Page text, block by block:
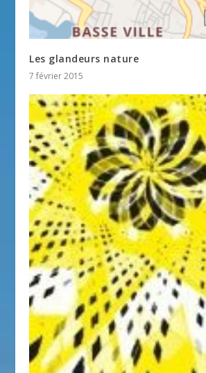
Les glandeurs nature
7 février 2015